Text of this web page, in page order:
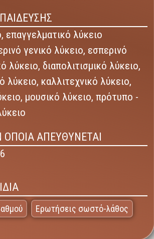
επαγγελματικό λύκειο
γενικό λύκειο, εσπερινό
λύκειο, διαπολιτισμικό λύκειο,
λύκειο, καλλιτεχνικό λύκειο,
μουσικό λύκειο,πρότυπο -
ΟΠΟΙΑ ΑΠΕΥΘΥΝΕΤΑΙ
Ερωτήσεις σωστό-λάθος